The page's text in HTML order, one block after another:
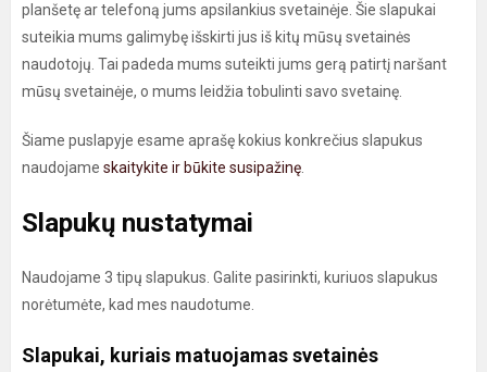
planšetę ar telefoną jums apsilankius svetainėje. Šie slapukai
suteikia mums galimybę išskirti jus iš kitų mūsų svetainės
naudotojų. Tai padeda mums suteikti jums gerą patirtį naršant
mūsų svetainėje, o mums leidžia tobulinti savo svetainę.
Šiame puslapyje esame aprašę kokius konkrečius slapukus
naudojame skaitykite ir būkite susipažinę
Slapukų nustatymai
Naudojame 3 tipų slapukus. Galite pasirinkti, kuriuos slapukus
norėtumėte, kad mes naudotume.
Slapukai, kuriais matuojamas svetainės